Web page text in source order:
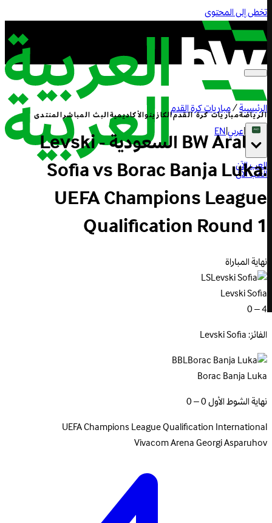
تخطى إلى المحتوى
الرياضةمباريات كرة القدمالكازينوالأكاديميةالبث المباشرالمنتدى
|عربي|
EN
العب الآن
العب الآن
الرئيسية/مباريات كرة القدم
BW Arabia السعودية - Levski
Sofia vs Borac Banja Luka:
UEFA Champions League
Qualification Round 1
نهاية المباراة
LS
Levski Sofia
4 – 0
الفائز: Levski Sofia
BBL
Borac Banja Luka
نهاية الشوط الأول 0 – 0
UEFA Champions League QualificationInternational
Vivacom Arena Georgi Asparuhov